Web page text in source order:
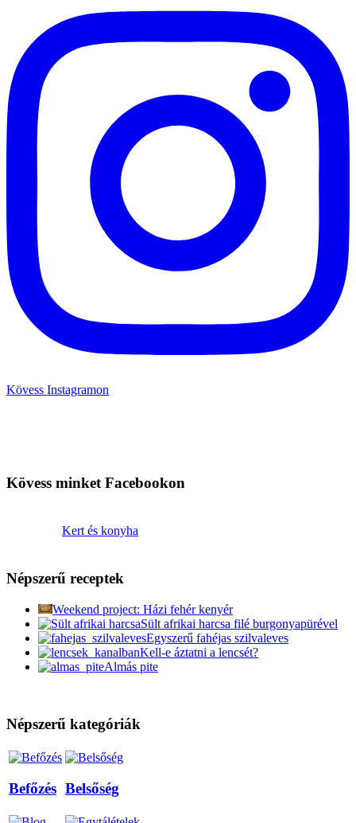
Kövess Instagramon
Kövess minket Facebookon
Kert és konyha
Népszerű receptek
Weekend project: Házi fehér kenyér
Sült afrikai harcsa filé burgonyapürével
Egyszerű fahéjas szilvaleves
Kell-e áztatni a lencsét?
Almás pite
Népszerű kategóriák
Befőzés Belsőség